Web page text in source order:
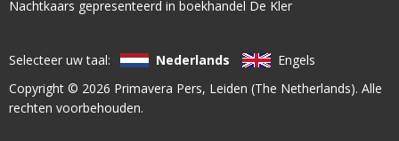
Nachtkaars gepresenteerd in boekhandel De Kler
Selecteer uw taal: Nederlands
Engels
Copyright © 2026 Primavera Pers, Leiden (The Netherlands). Alle
rechten voorbehouden.